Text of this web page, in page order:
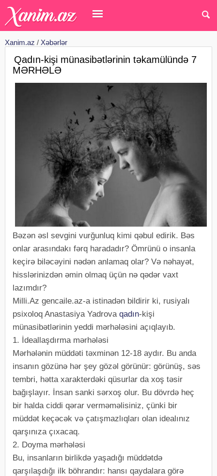
Xanim.az / Xəbərlər
Qadın-kişi münasibətlərinin təkamülündə 7
MƏRHƏLƏ
Bəzən əsl sevgini vurğunluq kimi qəbul edirik. Bəs
onlar arasındakı fərq haradadır? Ömrünü o insanla
keçirə biləcəyini nədən anlamaq olar? Və nəhayət,
hisslərinizdən əmin olmaq üçün nə qədər vaxt
lazımdır?
Milli.Az gencaile.az-a istinadən bildirir ki, rusiyalı
psixoloq Anastasiya Yadrova qadın-kişi
münasibətlərinin yeddi mərhələsini açıqlayıb.
1. İdeallaşdırma mərhələsi
Mərhələnin müddəti təxminən 12-18 aydır. Bu anda
insanın gözünə hər şey gözəl görünür: görünüş, səs
tembri, hətta xarakterdəki qüsurlar da xoş təsir
bağışlayır. İnsan sanki sərxoş olur. Bu dövrdə heç
bir halda ciddi qərar verməməlisiniz, çünki bir
müddət keçəcək və çatışmazlıqları olan idealınız
qarşınıza çıxacaq.
2. Doyma mərhələsi
Bu, insanların birlikdə yaşadığı müddətdə
qarşılaşdığı ilk böhrandır: hansı qaydalara görə